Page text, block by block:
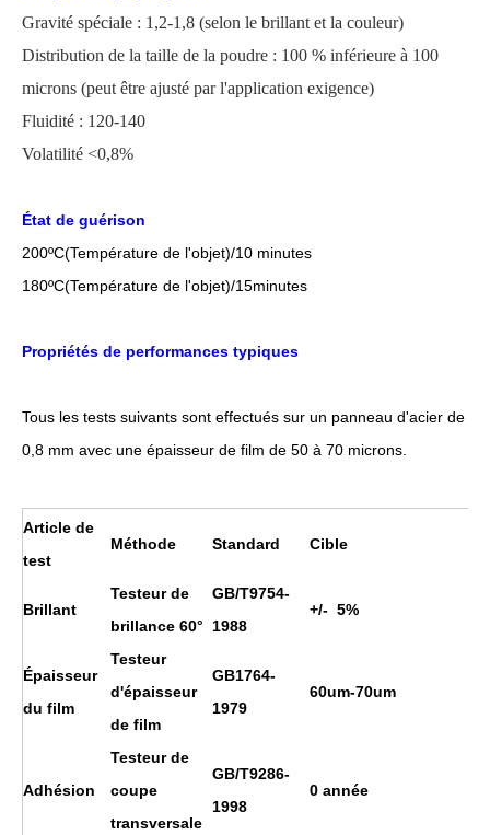
Gravité spéciale : 1,2-1,8 (selon le brillant et la couleur)
Distribution de la taille de la poudre : 100 % inférieure à 100
microns (peut être ajusté par l'application exigence)
Fluidité : 120-140
Volatilité <0,8%
État de guérison
200ºC(Température de l'objet)/10 minutes
180ºC(Température de l'objet)/15minutes
Propriétés de performances typiques
Tous les tests suivants sont effectués sur un panneau d'acier de
0,8 mm avec une épaisseur de film de 50 à 70 microns.
Article de
test
Méthode Standard Cible
Brillant
Testeur de
brillance 60°
GB/T9754-
1988
+/- 5%
Épaisseur
du film
Testeur
d'épaisseur
de film
GB1764-
1979
60um-70um
Adhésion
Testeur de
coupe
transversale
GB/T9286-
1998
0 année